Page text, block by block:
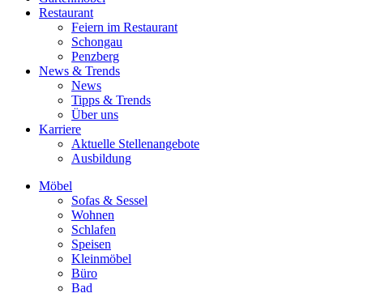
Restaurant
Feiern im Restaurant
Schongau
Penzberg
News & Trends
News
Tipps & Trends
Über uns
Karriere
Aktuelle Stellenangebote
Ausbildung
Möbel
Sofas & Sessel
Wohnen
Schlafen
Speisen
Kleinmöbel
Büro
Bad